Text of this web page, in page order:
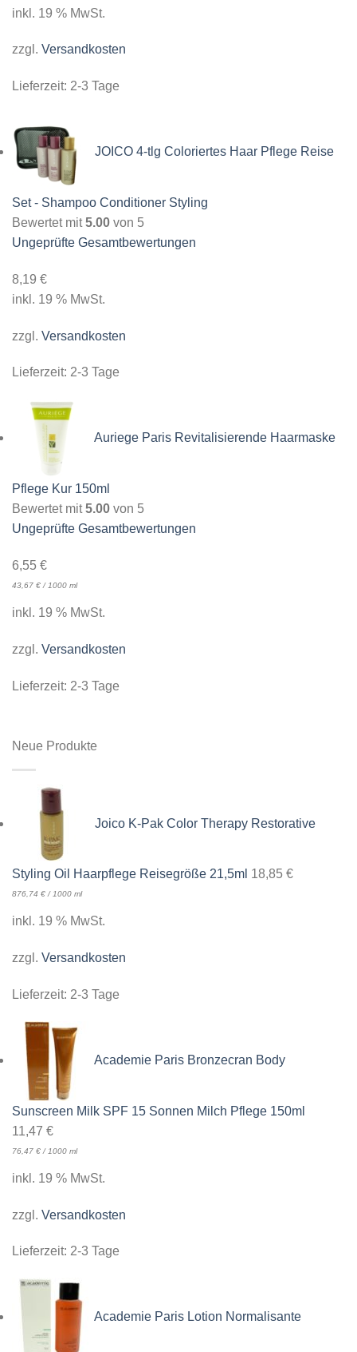
inkl. 19 % MwSt.
zzgl. Versandkosten
Lieferzeit: 2-3 Tage
JOICO 4-tlg Coloriertes Haar Pflege Reise
Set - Shampoo Conditioner Styling
Bewertet mit5.00 von 5
Ungeprüfte Gesamtbewertungen
8,19 €
inkl. 19 % MwSt.
zzgl. Versandkosten
Lieferzeit: 2-3 Tage
Auriege Paris Revitalisierende Haarmaske
Pflege Kur 150ml
Bewertet mit5.00 von 5
Ungeprüfte Gesamtbewertungen
6,55 €
43,67 € / 1000 ml
inkl. 19 % MwSt.
zzgl. Versandkosten
Lieferzeit: 2-3 Tage
Neue Produkte
Joico K-Pak Color Therapy Restorative
Styling Oil Haarpflege Reisegröße 21,5ml 18,85 €
876,74 €/1000 ml
inkl. 19 % MwSt.
zzgl. Versandkosten
Lieferzeit: 2-3 Tage
Academie Paris Bronzecran Body
Sunscreen Milk SPF 15 Sonnen Milch Pflege 150ml
11,47 €
76,47 € / 1000 ml
inkl. 19 % MwSt.
zzgl. Versandkosten
Lieferzeit: 2-3 Tage
Academie Paris Lotion Normalisante